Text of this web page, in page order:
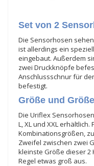
Set von 2
Die Sensorhosen
ist allerdings ein
eingebaut. Außerdem
zwei Druckknöpfe
Anschlussschnur für
befestigt.
Größe und
Die Uriflex
L, XL und XXL
Kombinationsgrößen,
Zweifel zwischen zwei
kleinste Größe dieser 2
Regel etwas groß aus.